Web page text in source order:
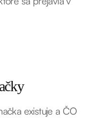
existuje a ČO